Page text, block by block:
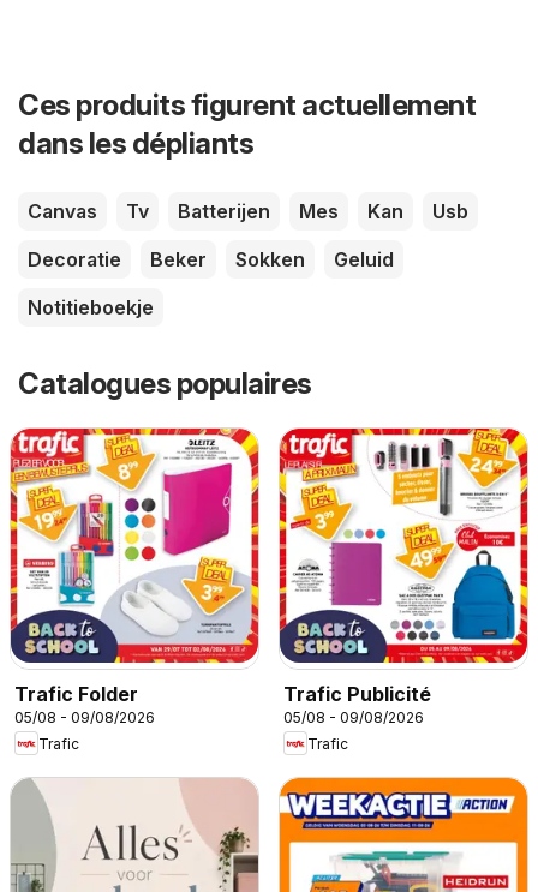
Ces produits figurent actuellement
dans les dépliants
Canvas Tv Batterijen Mes Kan
Usb
Decoratie
Beker Sokken
Geluid
Notitieboekje
Catalogues populaires
Trafic Folder
05/08 - 09/08/2026
Trafic
Trafic Publicité
05/08 - 09/08/2026
Trafic